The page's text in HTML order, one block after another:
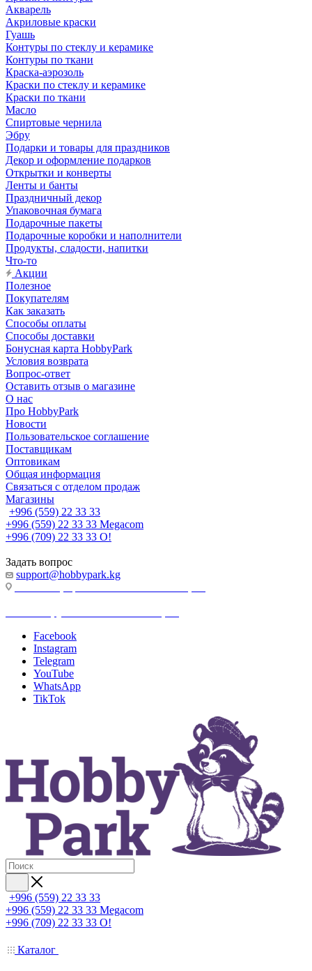
Акварель
Акриловые краски
Гуашь
Контуры по стеклу и керамике
Контуры по ткани
Краска-аэрозоль
Краски по стеклу и керамике
Краски по ткани
Масло
Спиртовые чернила
Эбру
Подарки и товары для праздников
Декор и оформление подарков
Открытки и конверты
Ленты и банты
Праздничный декор
Упаковочная бумага
Подарочные пакеты
Подарочные коробки и наполнители
Продукты, сладости, напитки
Что-то
Акции
Полезное
Покупателям
Как заказать
Способы оплаты
Способы доставки
Бонусная карта HobbyPark
Условия возврата
Вопрос-ответ
Оставить отзыв о магазине
О нас
Про HobbyPark
Новости
Пользовательское соглашение
Поставщикам
Оптовикам
Общая информация
Связаться с отделом продаж
Магазины
+996 (559) 22 33 33
+996 (559) 22 33 33 Megacom
+996 (709) 22 33 33 O!
Задать вопрос
support@hobbypark.kg
Facebook
Instagram
Telegram
YouTube
WhatsApp
TikTok
+996 (559) 22 33 33
+996 (559) 22 33 33 Megacom
+996 (709) 22 33 33 O!
Каталог